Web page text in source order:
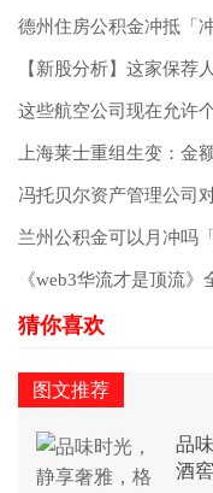
德州住房公积金冲抵「
这些航空公司现在允许
冯托贝尔资产管理公司
兰州公积金可以月冲吗
《web3华流才是顶流
图文推荐
品
酒